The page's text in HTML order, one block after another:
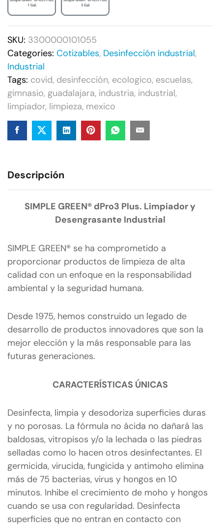
SKU: 3300000101055
Categories: Cotizables, Desinfección industrial,
Industrial
Tags: covid, desinfección, ecologico, escuelas,
gimnasio, guadalajara, industria, industrial,
limpiador, limpieza, mexico
Descripción
SIMPLE GREEN® dPro3 Plus. Limpiador y
Desengrasante Industrial
SIMPLE GREEN® se ha comprometido a
proporcionar productos de limpieza de alta
calidad con un enfoque en la responsabilidad
ambiental y la seguridad humana.
Desde 1975, hemos construido un legado de
desarrollo de productos innovadores que son la
mejor elección y la más responsable para las
futuras generaciones.
CARACTERÍSTICAS ÚNICAS
Desinfecta, limpia y desodoriza superficies duras
y no porosas. La fórmula no ácida no dañará las
baldosas, vitropisos y/o la lechada o las piedras
selladas como lo hacen otros desinfectantes. El
germicida, virucida, fungicida y antimoho elimina
más de 75 bacterias, virus y hongos en 10
minutos. Inhibe el crecimiento de moho y hongos
cuando se usa con regularidad. Desinfecta
superficies que no entran en contacto con